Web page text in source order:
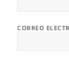
CORREO